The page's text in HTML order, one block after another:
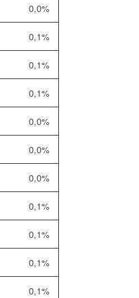
0,0%
0,1%
0,1%
0,1%
0,0%
0,0%
0,0%
0,1%
0,1%
0,1%
0,1%